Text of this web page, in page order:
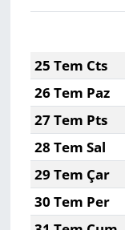
25 Tem Cts
26 Tem Paz
27 Tem Pts
28 Tem Sal
29 Tem Çar
30 Tem Per